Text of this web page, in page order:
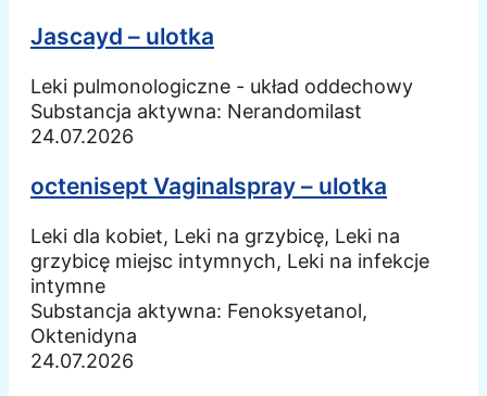
Jascayd – ulotka
Leki pulmonologiczne - układ oddechowy
Substancja aktywna: Nerandomilast
24.07.2026
octenisept Vaginalspray – ulotka
Leki dla kobiet, Leki na grzybicę, Leki na
grzybicę miejsc intymnych, Leki na infekcje
intymne
Substancja aktywna: Fenoksyetanol,
Oktenidyna
24.07.2026